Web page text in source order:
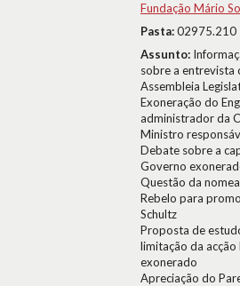
Fundação Mário
Pasta:02975.210
Assunto:
sobre a entrevista
Assembleia
Exoneração do
administrador da
Ministro
Debate sobre a
Governo
Questão da
Rebelo para
Schultz
Proposta de
limitação da
exonerado
Apreciação do